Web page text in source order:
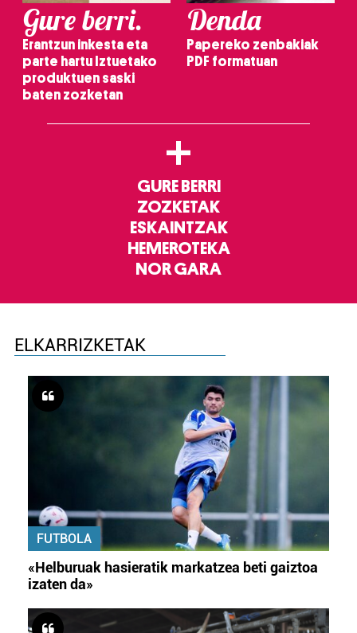
Gure berri.
Erantzun inkesta eta
parte hartu Iztuetako
produktuen saski
baten zozketan
Denda
Papereko zenbakiak
PDF formatuan
+
GURE BERRI
ZOZKETAK
ESKAINTZAK
HEMEROTEKA
NOR GARA
ELKARRIZKETAK
FUTBOLA
«Helburuak hasieratik markatzea beti gaiztoa
izaten da»